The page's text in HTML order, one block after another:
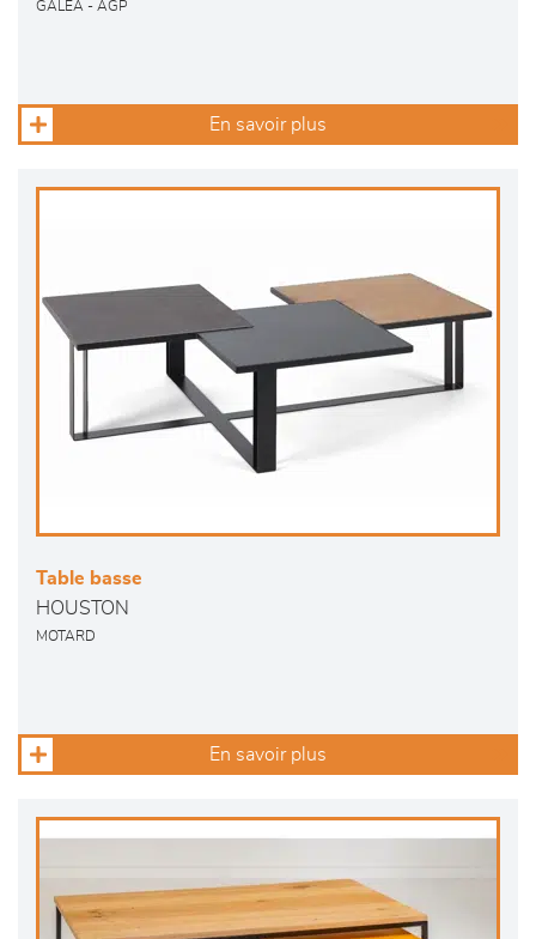
GALEA - AGP
En savoir plus
Table basse
HOUSTON
MOTARD
En savoir plus